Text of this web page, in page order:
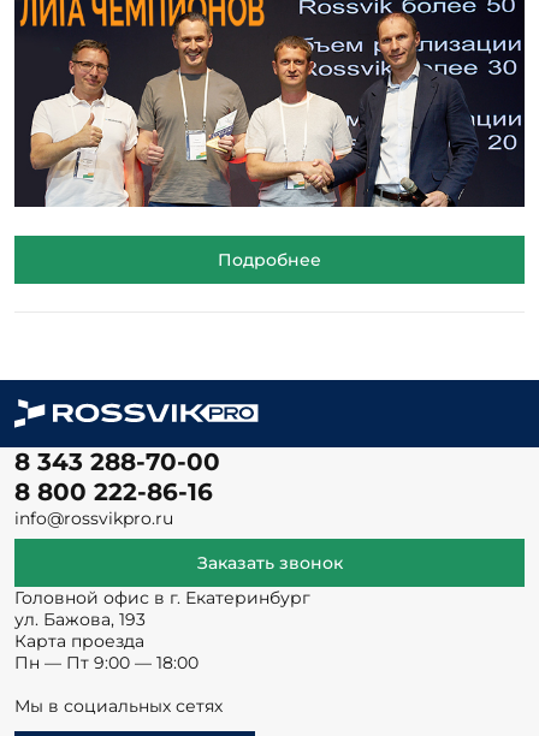
Подробнее
8 343 288-70-00
8 800 222-86-16
info@rossvikpro.ru
Заказать звонок
Головной офис в г. Екатеринбург
ул. Бажова, 193
Карта проезда
Пн — Пт 9:00 — 18:00
Мы в социальных сетях